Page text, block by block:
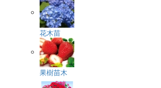
花木苗
果樹苗木